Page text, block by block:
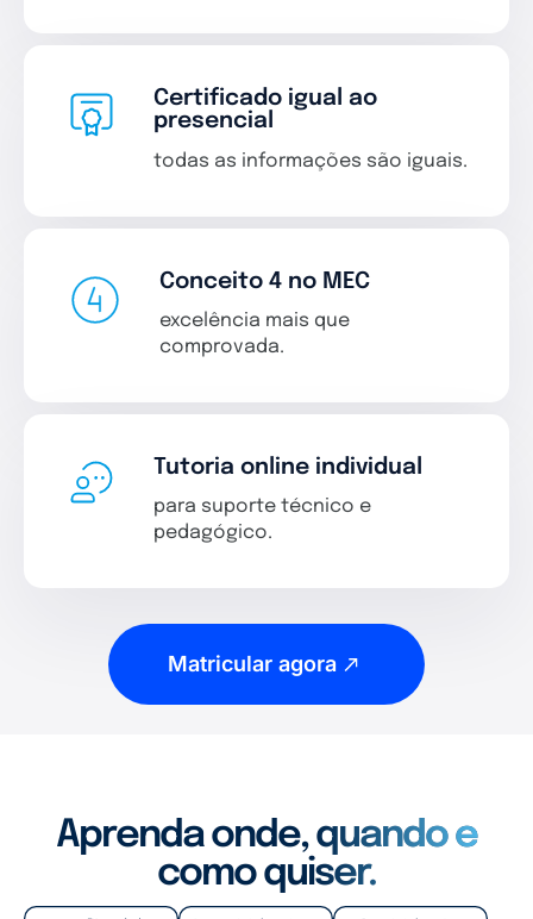
Certificado igual ao
presencial
todas as informações são iguais.
Conceito 4 no MEC
excelência mais que
comprovada.
Tutoria online individual
para suporte técnico e
pedagógico.
Matricular agora
Aprenda onde, quando e
como quiser.